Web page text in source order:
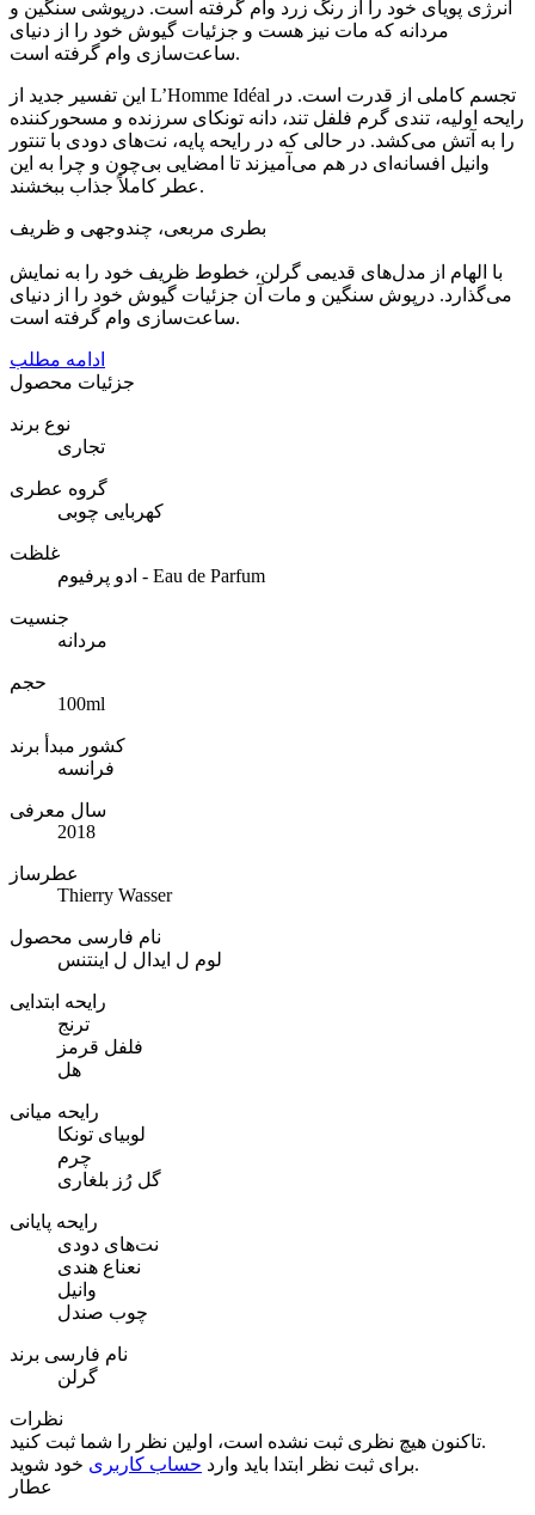
انرژی پویای خود را از رنگ زرد وام گرفته است. درپوشی سنگین و
مردانه که مات نیز هست و جزئیات گیوش خود را از دنیای
ساعت‌سازی وام گرفته است.
این تفسیر جدید از L’Homme Idéal تجسم کاملی از قدرت است. در
رایحه اولیه، تندی گرم فلفل تند، دانه تونکای سرزنده و مسحورکننده
را به آتش می‌کشد. در حالی که در رایحه پایه، نت‌های دودی با تنتور
وانیل افسانه‌ای در هم می‌آمیزند تا امضایی بی‌چون و چرا به این
عطر کاملاً جذاب ببخشند.
بطری مربعی، چندوجهی و ظریف
با الهام از مدل‌های قدیمی گرلن، خطوط ظریف خود را به نمایش
می‌گذارد. درپوش سنگین و مات آن جزئیات گیوش خود را از دنیای
ساعت‌سازی وام گرفته است.
ادامه مطلب
جزئیات محصول
نوع برند
تجاری
گروه عطری
کهربایی چوبی
غلظت
ادو پرفیوم - Eau de Parfum
جنسیت
مردانه
حجم
100ml
کشور مبدأ برند
فرانسه
سال معرفی
2018
عطرساز
Thierry Wasser
نام فارسی محصول
لوم ل ایدال ل اینتنس
رایحه ابتدایی
ترنج
فلفل قرمز
هل
رایحه میانی
لوبیای تونکا
چرم
گل رُز بلغاری
رایحه پایانی
نت‌های دودی
نعناع هندی
وانیل
چوب صندل
نام فارسی برند
گرلن
نظرات
تاکنون هیچ نظری ثبت نشده است، اولین نظر را شما ثبت کنید.
برای ثبت نظر ابتدا باید وارد حساب کاربری
خود شوید.
عطار